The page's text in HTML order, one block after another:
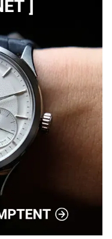
et d un
années😁
permet un
le cas sur des